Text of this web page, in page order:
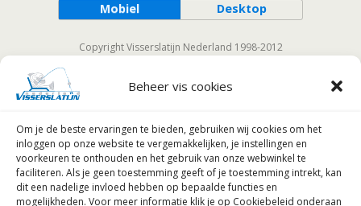
Beheer vis cookies
Om je de beste ervaringen te bieden, gebruiken wij cookies om het
inloggen op onze website te vergemakkelijken, je instellingen en
voorkeuren te onthouden en het gebruik van onze webwinkel te
faciliteren. Als je geen toestemming geeft of je toestemming intrekt, kan
dit een nadelige invloed hebben op bepaalde functies en
mogelijkheden. Voor meer informatie klik je op Cookiebeleid onderaan
Mobiel Desktop
Copyright Visserslatijn Nederland 1998-2012